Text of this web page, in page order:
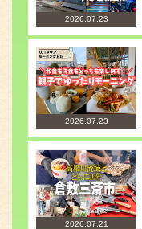
2026.07.23
2026.07.23
2026.07.21